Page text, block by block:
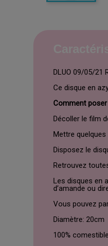
DLUO 09/05/21
Ce disque en
Comment
Décoller le film
Mettre
Disposez le
Retrouvez
Les disques en
d’amande ou
Vous pouvez
Diamètre: 20cm
100% comestible